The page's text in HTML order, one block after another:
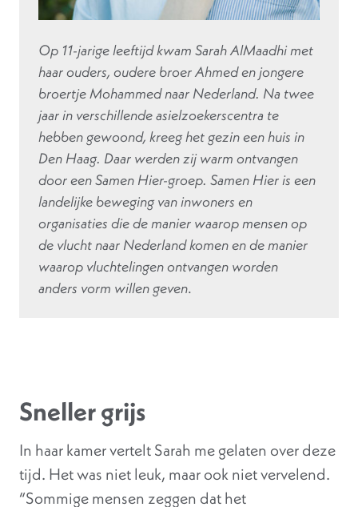
Op 11-jarige leeftijd kwam Sarah AlMaadhi met
haar ouders, oudere broer Ahmed en jongere
broertje Mohammed naar Nederland. Na twee
jaar in verschillende asielzoekerscentra te
hebben gewoond, kreeg het gezin een huis in
Den Haag. Daar werden zij warm ontvangen
door een Samen Hier-groep. Samen Hier is een
landelijke beweging van inwoners en
organisaties die de manier waarop mensen op
de vlucht naar Nederland komen en de manier
waarop vluchtelingen ontvangen worden
anders vorm willen geven.
Sneller grijs
In haar kamer vertelt Sarah me gelaten over deze
tijd. Het was niet leuk, maar ook niet vervelend.
“Sommige mensen zeggen dat het